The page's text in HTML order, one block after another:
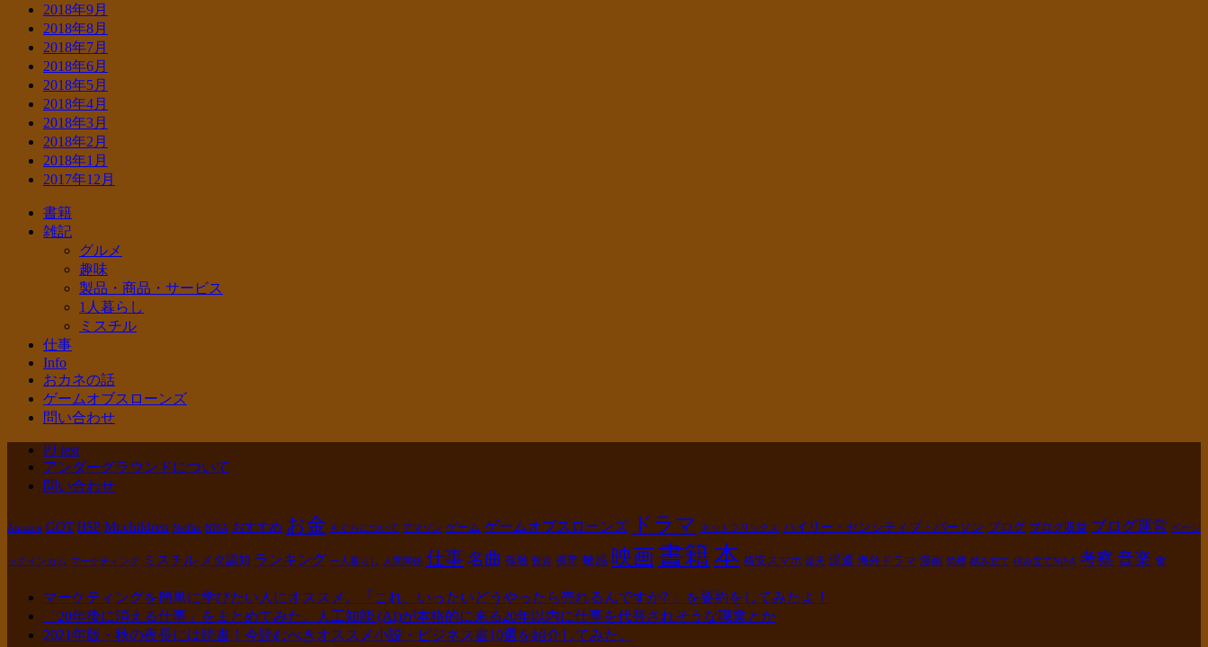
2018年9月
2018年8月
2018年7月
2018年6月
2018年5月
2018年4月
2018年3月
2018年2月
2018年1月
2017年12月
書籍
雑記
グルメ
趣味
製品・商品・サービス
1人暮らし
ミスチル
仕事
Info
おカネの話
ゲームオブスローンズ
問い合わせ
PJ test
アンダーグラウンドについて
問い合わせ
Amazon GOT HSP Mr.children Netflix NISA おすすめ お金 もぐらについて アマゾン ゲーム ゲームオブスローンズ ドラマ ネットフリックス ハイリー・センシティブ・パーソン ブログ ブログ収益 ブログ運営 ベーシ
ックインカム マーケティング ミスチル メタ認知 ランキング 一人暮らし 人間関係 仕事 名曲 孤独 投資 携帯 敏感 映画書籍本 格安スマホ 楽天 派遣 海外ドラマ 漫画 禁煙 積み立て 積み立てNISA 考察 音楽 食
マーケティングを簡単に学びたい人にオススメ。「これ、いったいどうやったら売れるんですか? 」を要約をしてみたよ！
「20年後に消える仕事」をまとめてみた。人工知能 (AI)が本格的に来る20年以内に仕事を代替されそうな職業とか
2021年版・秋の夜長には読書！今読むべきオススメ小説・ビジネス書10選を紹介してみた。